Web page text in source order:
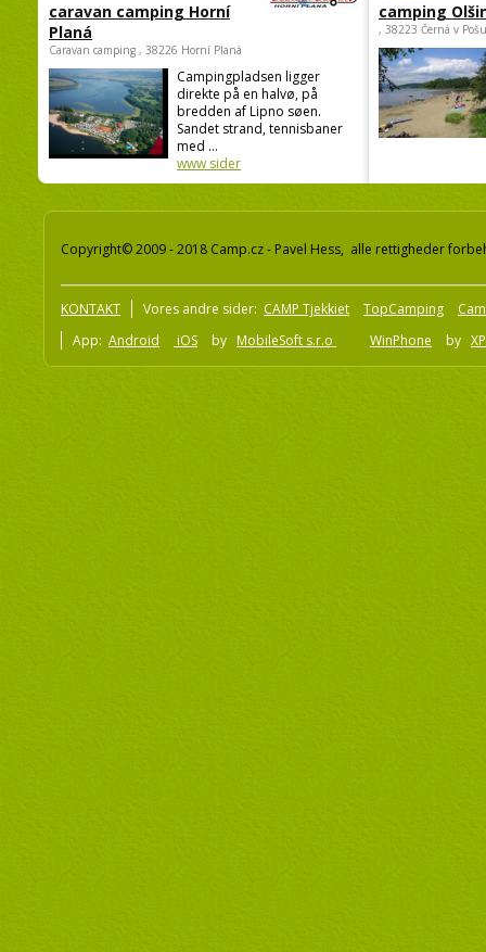
caravan camping Horní
Planá
Caravan camping , 38226 Horní Planá
Campingpladsen ligger
direkte på en halvø, på
bredden af Lipno søen.
Sandet strand, tennisbaner
med ...
www sider
camping
, 38223 Černá v
Copyright© 2009 - 2018 Camp.cz - Pavel Hess, alle rettigheder
KONTAKT Vores andre sider: CAMP Tjekkiet TopCamping
App: Android iOS by MobileSoft s.r.o WinPhone by